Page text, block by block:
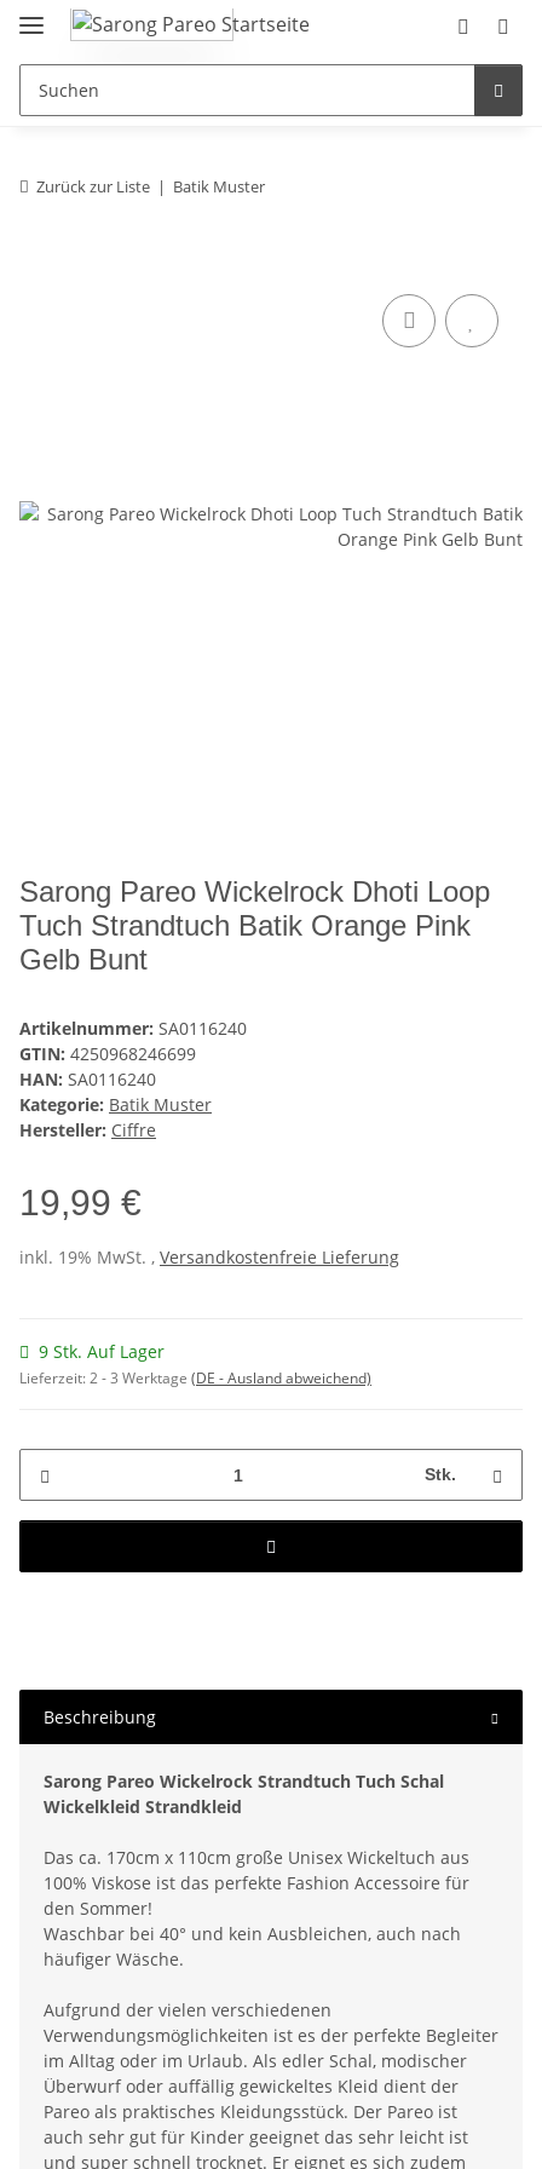
Zurück zur Liste Batik Muster
Sarong Pareo Wickelrock Dhoti Loop
Tuch Strandtuch Batik Orange Pink
Gelb Bunt
Artikelnummer: SA0116240
GTIN: 4250968246699
HAN: SA0116240
Kategorie: Batik Muster
Hersteller: Ciffre
19,99 €
inkl. 19% MwSt. , Versandkostenfreie Lieferung
9 Stk. Auf Lager
Lieferzeit:2 - 3 Werktage (DE - Ausland abweichend)
Stk.
Beschreibung
Sarong Pareo Wickelrock Strandtuch Tuch Schal
Wickelkleid Strandkleid
Das ca. 170cm x 110cm große Unisex Wickeltuch aus
100% Viskose ist das perfekte Fashion Accessoire für
den Sommer!
Waschbar bei 40° und kein Ausbleichen, auch nach
häufiger Wäsche.
Aufgrund der vielen verschiedenen
Verwendungsmöglichkeiten ist es der perfekte Begleiter
im Alltag oder im Urlaub. Als edler Schal, modischer
Überwurf oder auffällig gewickeltes Kleid dient der
Pareo als praktisches Kleidungsstück. Der Pareo ist
auch sehr gut für Kinder geeignet das sehr leicht ist
und super schnell trocknet. Er eignet es sich zudem